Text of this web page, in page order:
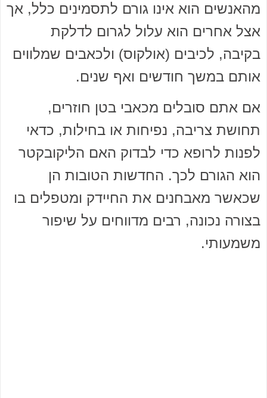
מהאנשים הוא אינו גורם לתסמינים כלל, אך
אצל אחרים הוא עלול לגרום לדלקת
בקיבה, לכיבים (אולקוס) ולכאבים שמלווים
אותם במשך חודשים ואף שנים.
אם אתם סובלים מכאבי בטן חוזרים,
תחושת צריבה, נפיחות או בחילות, כדאי
לפנות לרופא כדי לבדוק האם הליקובקטר
הוא הגורם לכך. החדשות הטובות הן
שכאשר מאבחנים את החיידק ומטפלים בו
בצורה נכונה, רבים מדווחים על שיפור
משמעותי.